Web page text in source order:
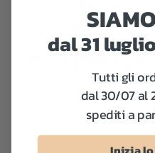
Collana con Pendente Fiore
Argento Dorato
€63,00
dal 31
Tutti gli
dal 30/07 al
spediti a